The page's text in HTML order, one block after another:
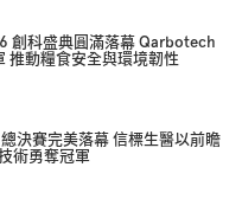
創科盛典圓滿落幕 Qarbotech
推動糧食安全與環境韌性
總決賽完美落幕 信標生醫以前瞻
術勇奪冠軍